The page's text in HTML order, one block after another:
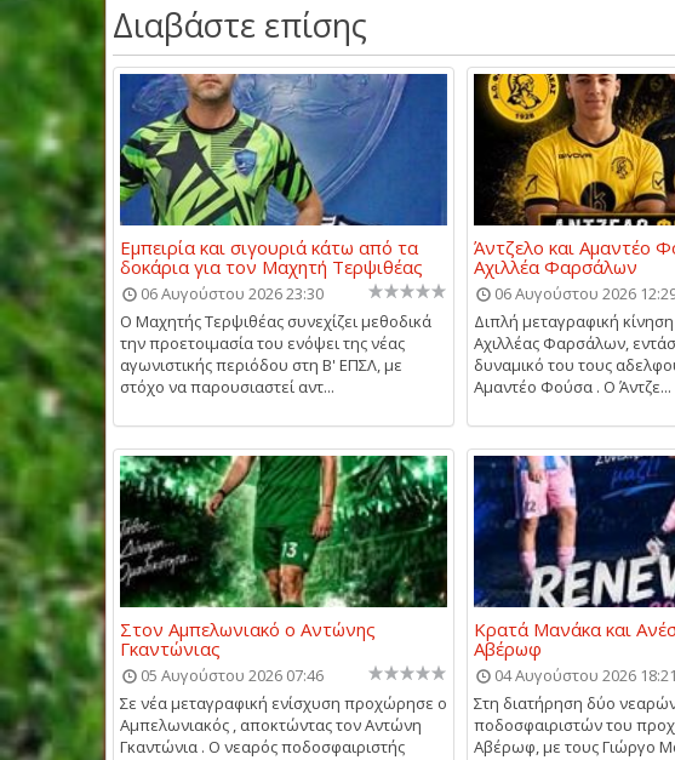
Διαβάστε επίσης
Εμπειρία και σιγουριά κάτω από τα
δοκάρια για τον Μαχητή Τερψιθέας
06 Αυγούστου 2026 23:30
Ο Μαχητής Τερψιθέας συνεχίζει μεθοδικά
την προετοιμασία του ενόψει της νέας
αγωνιστικής περιόδου στη Β' ΕΠΣΛ, με
στόχο να παρουσιαστεί αντ...
Άντζελο και Αμαντέο
Αχιλλέα Φαρσάλων
06 Αυγούστου 2026
Διπλή μεταγραφική
Αχιλλέας Φαρσάλων,
δυναμικό του τους
Αμαντέο Φούσα . Ο Άντζε...
Στον Αμπελωνιακό ο Αντώνης
Γκαντώνιας
05 Αυγούστου 2026 07:46
Σε νέα μεταγραφική ενίσχυση προχώρησε ο
Αμπελωνιακός , αποκτώντας τον Αντώνη
Γκαντώνια . Ο νεαρός ποδοσφαιριστής
Κρατά Μανάκα και
Αβέρωφ
04 Αυγούστου 2026 18:21
Στη διατήρηση δύο
ποδοσφαιριστών του
Αβέρωφ, με τους Γιώργο